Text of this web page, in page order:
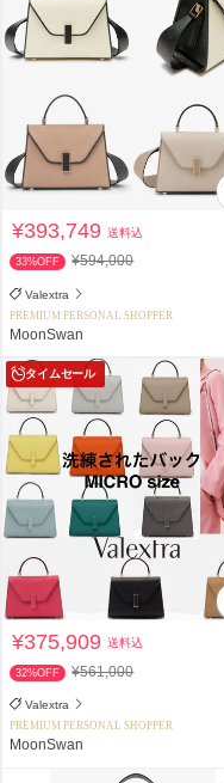
¥393,749送料込
33%OFF ¥594,000
Valextra
PREMIUM PERSONAL SHOPPER
MoonSwan
タイムセール
¥375,909送料込
32%OFF ¥561,000
Valextra
PREMIUM PERSONAL SHOPPER
MoonSwan